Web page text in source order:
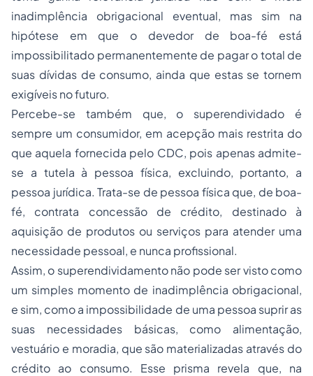
inadimplência obrigacional eventual, mas sim na
hipótese em que o devedor de boa-fé está
impossibilitado permanentemente de pagar o total de
suas dívidas de consumo, ainda que estas se tornem
exigíveis no futuro.
Percebe-se também que, o superendividado é
sempre um consumidor, em acepção mais restrita do
que aquela fornecida pelo CDC, pois apenas admite-
se a tutela à pessoa física, excluindo, portanto, a
pessoa jurídica. Trata-se de pessoa física que, de boa-
fé, contrata concessão de crédito, destinado à
aquisição de produtos ou serviços para atender uma
necessidade pessoal, e nunca profissional.
Assim, o superendividamento não pode ser visto como
um simples momento de inadimplência obrigacional,
e sim, como a impossibilidade de uma pessoa suprir as
suas necessidades básicas, como alimentação,
vestuário e moradia, que são materializadas através do
crédito ao consumo. Esse prisma revela que, na